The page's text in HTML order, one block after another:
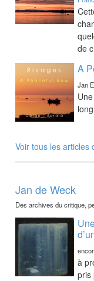
de
A
Jan
Voir tous les articles
Jan de Weck
Des archives du critique,
à
pris